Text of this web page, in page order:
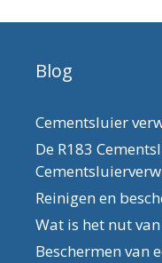
Blog
Cementsluier
De R183
Reinigen en
Wat is het nut
Beschermen van